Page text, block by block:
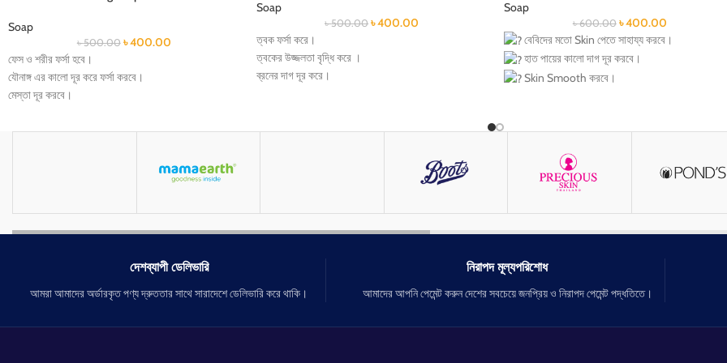
Soap
৳500.00 ৳400.00
ফেস ও শরীর ফর্সা হবে।
যৌনাঙ্গ এর কালো দূর করে ফর্সা করবে।
মেস্তা দূর করবে।
বাচ্চা হবার পর যে কালচে দাগ হয় সেটা দূর করে।
ব্যবহারের প্রথম দিন থেকে ত্বক ফর্সা করে।
Soap
৳500.00 ৳400.00
ত্বক ফর্সা করে।
ত্বকের উজ্জলতা বৃদ্ধি করে ।
ব্রনের দাগ দূর করে।
গোপন অঙ্গের বা ঘার,বগল,হাটুর কাল দাগ দূর করে।
অধিকারী।
Soap
৳600.00 ৳400.00
বেবিদের মতো Skin পেতে সাহায্য করবে।
হাত পায়ের কালো দাগ দূর করবে।
Skin Smooth করবে।
ত্বক ভিতর থেকে উজ্জ্বল ও গ্লোয়িং করতে সহায়তা
দেশব্যাপী ডেলিভারি
আমরা আমাদের অর্ডারকৃত পণ্য দ্রুততার সাথে সারাদেশে ডেলিভারি করে থাকি।
নিরাপদ মূল্যপরিশোধ
আমাদের আপনি পেমেন্ট করুন দেশের সবচেয়ে জনপ্রিয় ও নিরাপদ পেমেন্ট পদ্ধতিতে।